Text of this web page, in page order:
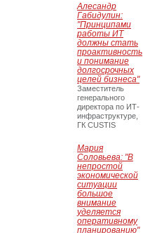
Алесандр
Габидулин:
"Принципами
работы ИТ
должны стать
проактивность
и понимание
долгосрочных
целей бизнеса"
Заместитель
генерального
директора по ИТ-
инфраструктуре,
ГК CUSTIS
Мария
Соловьева: "В
непростой
экономической
ситуации
большое
внимание
уделяется
оперативному
планированию"